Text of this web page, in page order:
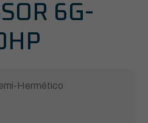
6G-
Hermético